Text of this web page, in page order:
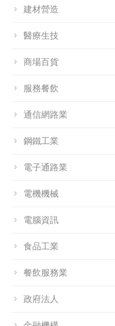
建材營造
醫療生技
商場百貨
服務餐飲
通信網路業
鋼鐵工業
電子通路業
電機機械
電腦資訊
食品工業
餐飲服務業
政府法人